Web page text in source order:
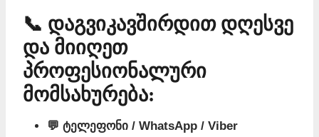
📞 დაგვიკავშირდით დღესვე
და მიიღეთ
პროფესიონალური
მომსახურება:
💬 ტელეფონი / WhatsApp / Viber